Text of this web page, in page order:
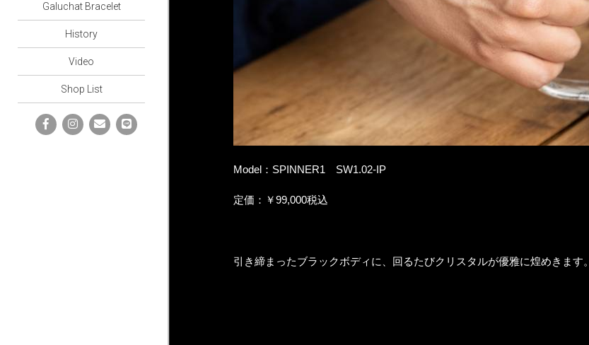
Galuchat Bracelet
History
Video
Shop List
Model：SPINNER1 SW1.02-IP
定価：￥99,000税込
引き締まったブラックボディに、回るたびクリスタルが優雅に煌めきます。